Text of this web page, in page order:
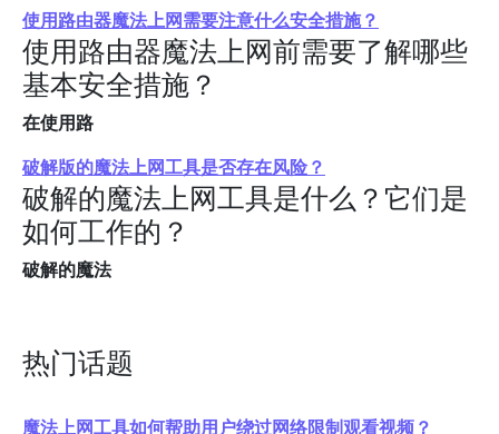
使用路由器魔法上网需要注意什么安全措施？
使用路由器魔法上网前需要了解哪些
基本安全措施？
在使用路
破解版的魔法上网工具是否存在风险？
破解的魔法上网工具是什么？它们是
如何工作的？
破解的魔法
热门话题
魔法上网工具如何帮助用户绕过网络限制观看视频？